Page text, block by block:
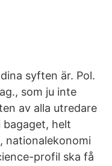
syften är. Pol.
som ju inte
av alla utredare
helt
nationalekonomi
profil ska få